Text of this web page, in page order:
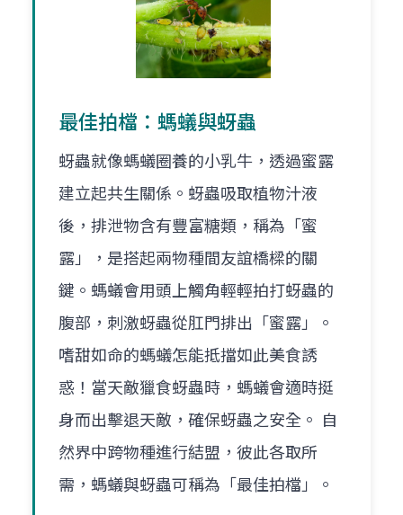
最佳拍檔：螞蟻與蚜蟲
蚜蟲就像螞蟻圈養的小乳牛，透過蜜露
建立起共生關係。蚜蟲吸取植物汁液
後，排泄物含有豐富糖類，稱為「蜜
露」，是搭起兩物種間友誼橋樑的關
鍵。螞蟻會用頭上觸角輕輕拍打蚜蟲的
腹部，刺激蚜蟲從肛門排出「蜜露」。
嗜甜如命的螞蟻怎能抵擋如此美食誘
惑！當天敵獵食蚜蟲時，螞蟻會適時挺
身而出擊退天敵，確保蚜蟲之安全。 自
然界中跨物種進行結盟，彼此各取所
需，螞蟻與蚜蟲可稱為「最佳拍檔」。